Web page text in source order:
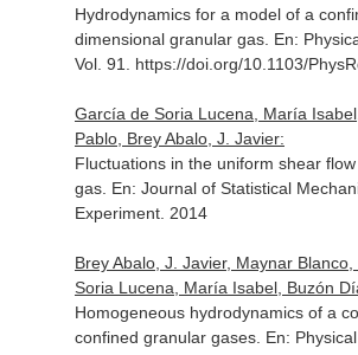
Hydrodynamics for a model of a
dimensional granular gas. En:
Vol. 91. https://doi.org/10.1103/
García de Soria Lucena, María
Pablo, Brey Abalo, J. Javier:
Fluctuations in the uniform shear
gas. En: Journal of Statistical
Experiment. 2014
Brey Abalo, J. Javier, Maynar
Soria Lucena, María Isabel, Buzón
Homogeneous hydrodynamics of a
confined granular gases. En: